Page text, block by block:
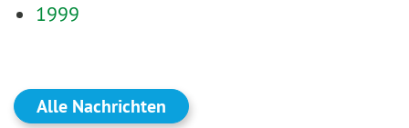
1999
Alle Nachrichten